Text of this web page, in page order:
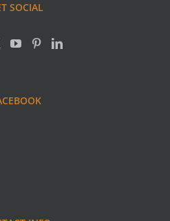
SOCIAL